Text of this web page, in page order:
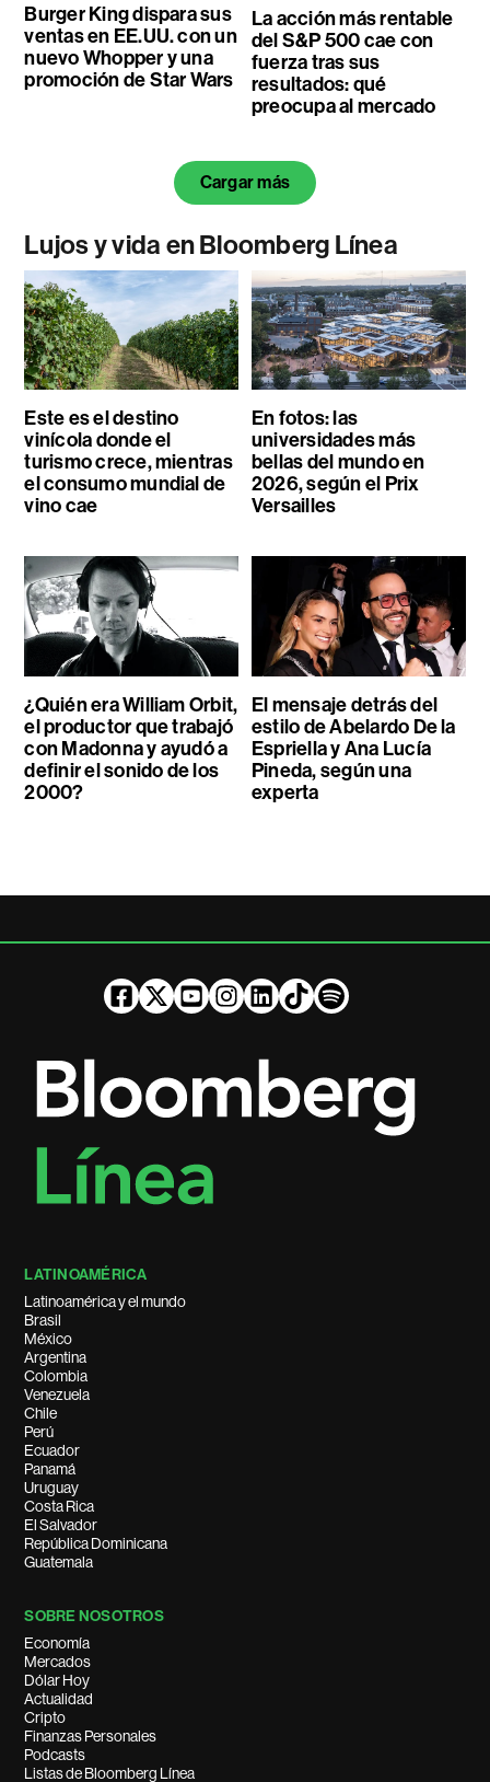
Burger King dispara sus
ventas en EE.UU. con un
nuevo Whopper y una
promoción de Star Wars
La acción más rentable
del S&P 500 cae con
fuerza tras sus
resultados: qué
preocupa al mercado
Cargar más
Lujos y vida en Bloomberg Línea
Este es el destino
vinícola donde el
turismo crece, mientras
el consumo mundial de
vino cae
En fotos: las
universidades más
bellas del mundo en
2026, según el Prix
Versailles
¿Quién era William Orbit,
el productor que trabajó
con Madonna y ayudó a
definir el sonido de los
2000?
El mensaje detrás del
estilo de Abelardo De la
Espriella y Ana Lucía
Pineda, según una
experta
LATINOAMÉRICA
Latinoamérica y el mundo
Brasil
México
Argentina
Colombia
Venezuela
Chile
Perú
Ecuador
Panamá
Uruguay
Costa Rica
El Salvador
República Dominicana
Guatemala
SOBRE NOSOTROS
Economía
Mercados
Dólar Hoy
Actualidad
Cripto
Finanzas Personales
Podcasts
Listas de Bloomberg Línea